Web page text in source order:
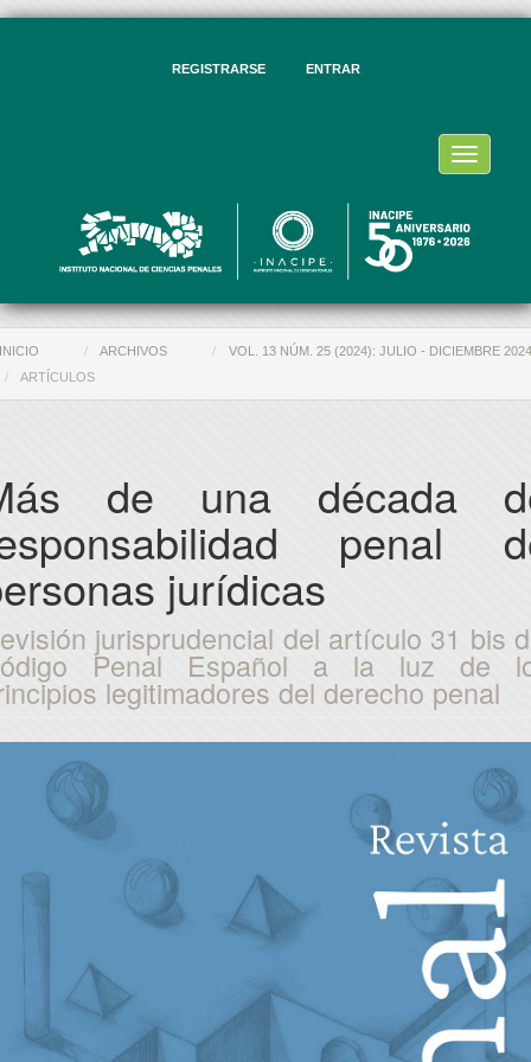
REGISTRARSE ENTRAR
Toggle
INICIO ARCHIVOS
VOL. 13 NÚM. 25 (2024): JULIO - DICIEMBRE 2024
ARTÍCULOS
de una década
penal
jurídicas
jurisprudencial del artículo 31 bis
Penal Español a la luz de
legitimadores del derecho penal